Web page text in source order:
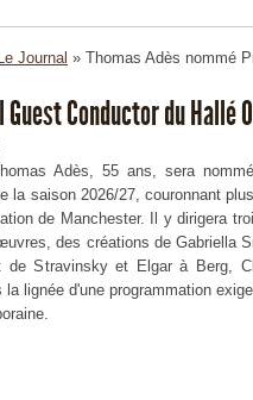
Le Journal » Thomas Adès nommé
Conductor du Hallé
Adès, 55 ans, sera nommé
la saison 2026/27, couronnant
de Manchester. Il y dirigera
des créations de Gabriella
de Stravinsky et Elgar à Berg,
lignée d'une programmation